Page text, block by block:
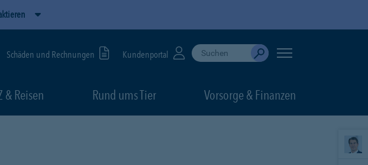
Schäden und Rechnungen Kundenportal Suche durchführen
When autocomplete results are available, use
Absenden
& Reisen Rund ums Tier Vorsorge & Finanzen